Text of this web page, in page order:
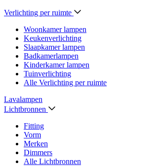
Verlichting per ruimte
Woonkamer lampen
Keukenverlichting
Slaapkamer lampen
Badkamerlampen
Kinderkamer lampen
Tuinverlichting
Alle Verlichting per ruimte
Lavalampen
Lichtbronnen
Fitting
Vorm
Merken
Dimmers
Alle Lichtbronnen